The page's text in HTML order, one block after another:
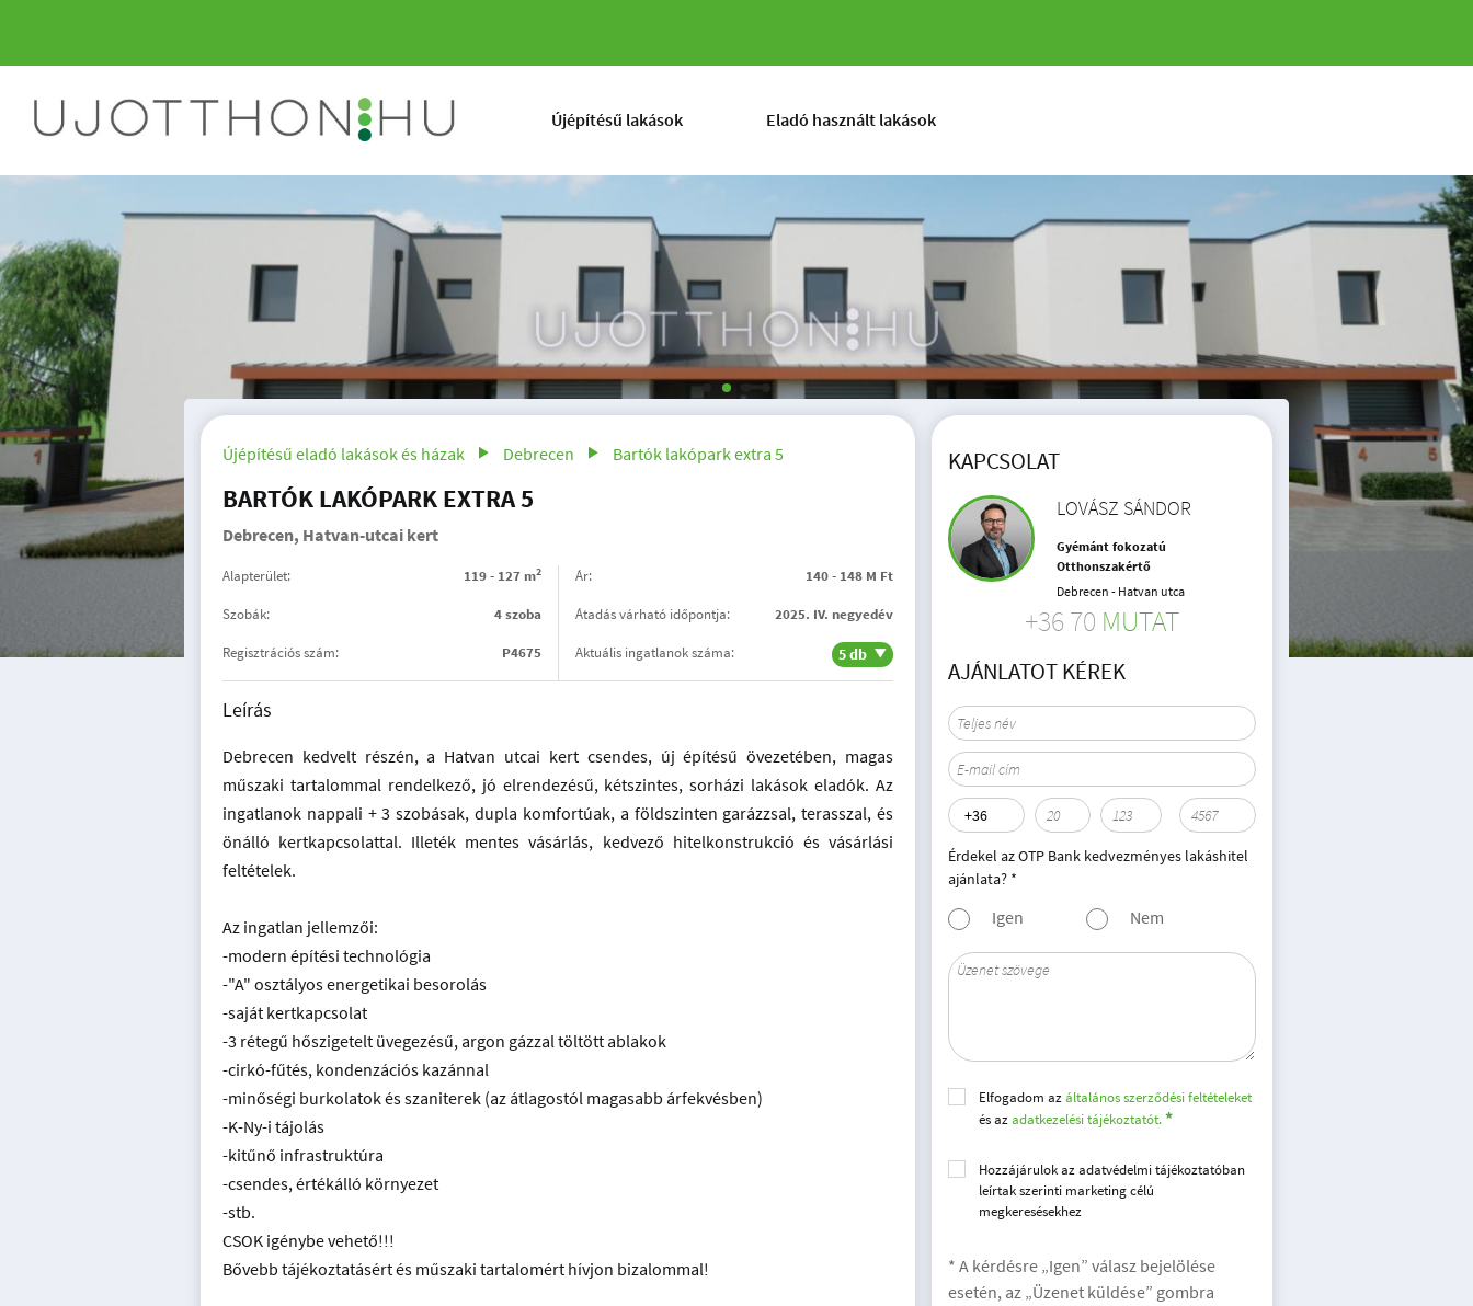
Újépítésű lakások Eladó használt lakások
Újépítésű eladó lakások és házak Debrecen Bartók lakópark extra 5
BARTÓK LAKÓPARK EXTRA 5
Debrecen, Hatvan-utcai kert
Alapterület: 119 - 127 m2 Ár: 140 - 148 M Ft
Szobák: 4 szoba Átadás várható időpontja: 2025. IV. negyedév
Regisztrációs szám: P4675 Aktuális ingatlanok száma: 5 db
Leírás
Debrecen kedvelt részén, a Hatvan utcai kert csendes, új építésű övezetében, magas
műszaki tartalommal rendelkező, jó elrendezésű, kétszintes, sorházi lakások eladók. Az
ingatlanok nappali + 3 szobásak, dupla komfortúak, a földszinten garázzsal, terasszal, és
önálló kertkapcsolattal. Illeték mentes vásárlás, kedvező hitelkonstrukció és vásárlási
feltételek.
Az ingatlan jellemzői:
-modern építési technológia
-"A" osztályos energetikai besorolás
-saját kertkapcsolat
-3 rétegű hőszigetelt üvegezésű, argon gázzal töltött ablakok
-cirkó-fűtés, kondenzációs kazánnal
-minőségi burkolatok és szaniterek (az átlagostól magasabb árfekvésben)
-K-Ny-i tájolás
-kitűnő infrastruktúra
-csendes, értékálló környezet
-stb.
CSOK igénybe vehető!!!
Bővebb tájékoztatásért és műszaki tartalomért hívjon bizalommal!
KAPCSOLAT
LOVÁSZ SÁNDOR
Gyémánt fokozatú
Otthonszakértő
Debrecen - Hatvan utca
+36 70 MUTAT
AJÁNLATOT KÉREK
Érdekel az OTP Bank kedvezményes lakáshitel
ajánlata? *
Igen Nem
Elfogadom azáltalános szerződési feltételeket
és azadatkezelési tájékoztatót.
Hozzájárulok az adatvédelmi tájékoztatóban
leírtak szerinti marketing célú
megkeresésekhez
* A kérdésre „Igen” válasz bejelölése
esetén, az „Üzenet küldése” gombra